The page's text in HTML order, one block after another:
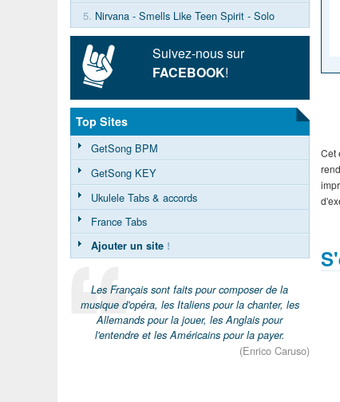
Cet
5. Nirvana - Smells Like Teen Spirit - Solo
Suivez-nous sur
FACEBOOK!
Top Sites
GetSong BPM
GetSong KEY
Ukulele Tabs & accords
France Tabs
Ajouter un site!
Les Français sont faits pour composer de la
musique d'opéra, les Italiens pour la chanter, les
Allemands pour la jouer, les Anglais pour
l'entendre et les Américains pour la payer.
(Enrico Caruso)